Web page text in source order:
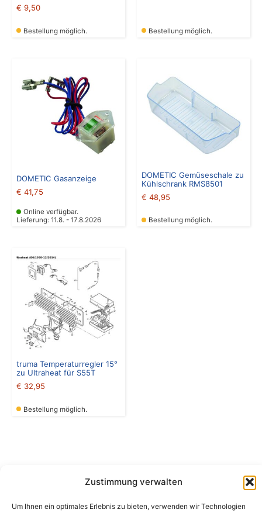
Zustimmung verwalten
Um Ihnen ein optimales Erlebnis zu bieten, verwenden wir Technologien
€ 9,50
Bestellung möglich. Bestellung möglich.
DOMETIC Gasanzeige
€ 41,75
Online verfügbar.
Lieferung: 11.8. - 17.8.2026
DOMETIC Gemüseschale zu
Kühlschrank RMS8501
€ 48,95
Bestellung möglich.
truma Temperaturregler 15°
zu Ultraheat für S55T
€ 32,95
Bestellung möglich.
Camping Bergler GmbH